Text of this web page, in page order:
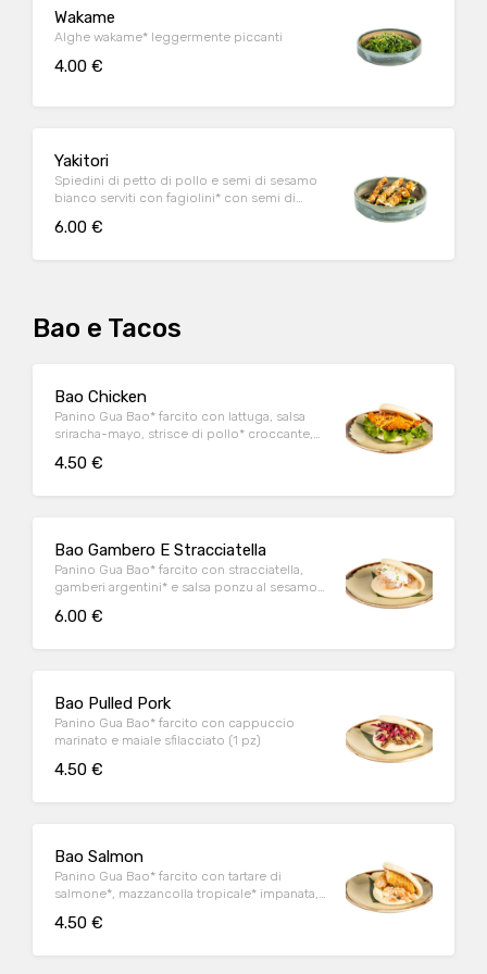
Wakame
Alghe wakame* leggermente piccanti
4.00 €
Yakitori
Spiedini di petto di pollo e semi di sesamo
bianco serviti con fagiolini* con semi di
wasabi-mayo (3 pz)
6.00 €
Bao e Tacos
Bao Chicken
Panino Gua Bao* farcito con lattuga, salsa
sriracha-mayo, strisce di pollo* croccante,
4.50 €
Bao Gambero E Stracciatella
Panino Gua Bao* farcito con stracciatella,
gamberi argentini* e salsa ponzu al sesamo
6.00 €
Bao Pulled Pork
Panino Gua Bao* farcito con cappuccio
marinato e maiale sfilacciato (1 pz)
4.50 €
Bao Salmon
Panino Gua Bao* farcito con tartare di
salmone*, mazzancolla tropicale* impanata,
(1 pz)
4.50 €